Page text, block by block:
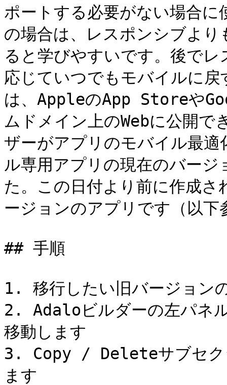
ポートする必要がない場合
の場合は、レスポンシブよ
ると学びやすいです。後で
応じていつでもモバイルに
は、AppleのApp Storeや
ムドメイン上のWebに公開で
ザーがアプリのモバイル最
ル専用アプリの現在のバー
た。この日付より前に作成
ージョンのアプリです（以下
## 手順
1. 移行したい旧バージョン
2. Adaloビルダーの左パネ
移動します
3. Copy / Deleteサブセク
ます